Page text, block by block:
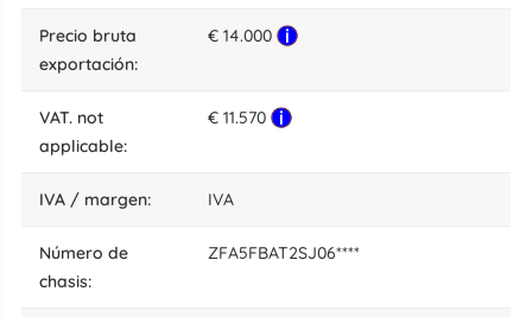
precio bruta
exportación:
€ 14.000
VAT. not
applicable:
€ 11.570
IVA / margen: IVA
número de
chasis:
ZFA5FBAT2SJ06****